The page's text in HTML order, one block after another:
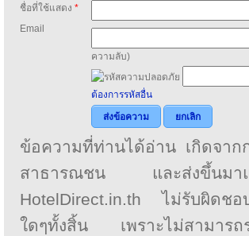
ชื่อที่ใช้แสดง *
Email
ความลับ)
ต้องการรหัสอื่น
ส่งข้อความ
ยกเลิก
ข้อความที่ท่านได้อ่าน เกิดจาก
สาธารณชน และส่งขึ้นมาแ
HotelDirect.in.th ไม่รับผิดชอ
ใดๆทั้งสิ้น เพราะไม่สามารถร